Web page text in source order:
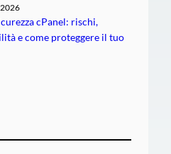
cPanel: rischi,
e come proteggere il tuo